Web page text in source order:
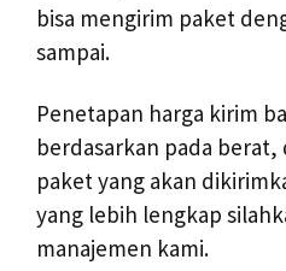
bisa mengirim paket
sampai.
Penetapan harga kirim
berdasarkan pada berat,
paket yang akan
yang lebih lengkap
manajemen kami.